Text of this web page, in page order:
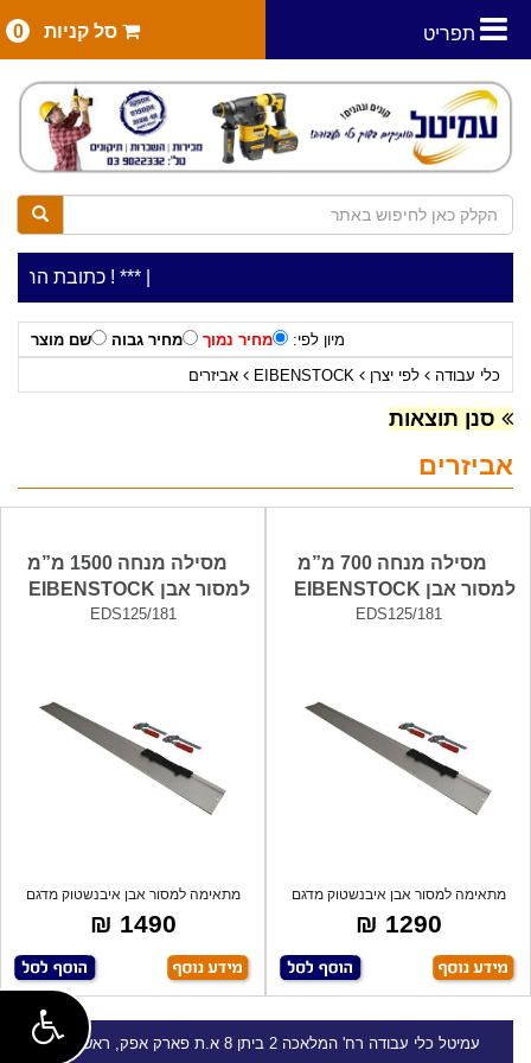
תפריט סל קניות 0
***כתובת החנות: רח' המלאכה 2, ביתן 8 ***כלי עבודה להשכרה בתעריף יומי משתלם ! ***
מיון לפי: מחיר נמוך מחיר גבוה
שם מוצר
כלי עבודה
לפי יצרן EIBENSTOCK אביזרים
סנן תוצאות
אביזרים
מסילה מנחה 700 מ”מ
למסור אבן EIBENSTOCK
EDS125/181
מתאימה למסור אבן איבנשטוק מדגם
EDS125 ומ
1290 ₪
מסילה מנחה 1500 מ”מ
למסור אבן EIBENSTOCK
EDS125/181
מתאימה למסור אבן איבנשטוק מדגם
EDS125 ומ
1490 ₪
עמיטל כלי עבודה רח' המלאכה 2 ביתן 8 א.ת פארק אפק, ראש העין